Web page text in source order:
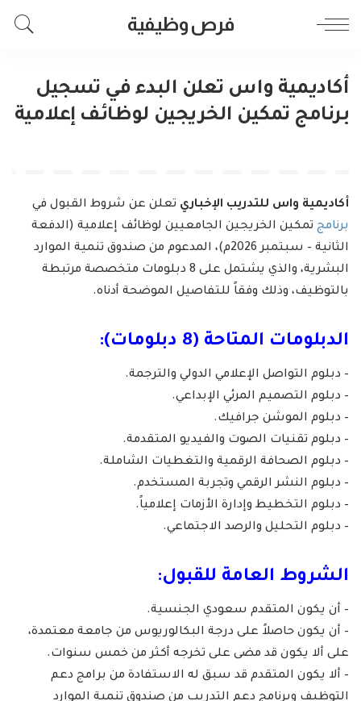
فرص وظيفية
أكاديمية واس تعلن البدء في تسجيل
برنامج تمكين الخريجين لوظائف إعلامية
أكاديمية واس للتدريب الإخباري تعلن عن شروط القبول في
برنامج تمكين الخريجين الجامعيين لوظائف إعلامية (الدفعة
الثانية – سبتمبر 2026م)، المدعوم من صندوق تنمية الموارد
البشرية، والذي يشتمل على 8 دبلومات متخصصة مرتبطة
بالتوظيف، وذلك وفقاً للتفاصيل الموضحة أدناه.
الدبلومات المتاحة (8 دبلومات):
– دبلوم التواصل الإعلامي الدولي والترجمة.
– دبلوم التصميم المرئي الإبداعي.
– دبلوم الموشن جرافيك.
– دبلوم تقنيات الصوت والفيديو المتقدمة.
– دبلوم الصحافة الرقمية والتغطيات الشاملة.
– دبلوم النشر الرقمي وتجربة المستخدم.
– دبلوم التخطيط وإدارة الأزمات إعلامياً.
– دبلوم التحليل والرصد الاجتماعي.
الشروط العامة للقبول:
– أن يكون المتقدم سعودي الجنسية.
– أن يكون حاصلاً على درجة البكالوريوس من جامعة معتمدة،
على ألا يكون قد مضى على تخرجه أكثر من خمس سنوات.
– ألا يكون المتقدم قد سبق له الاستفادة من برامج دعم
التوظيف وبرنامج دعم التدريب من صندوق تنمية الموارد